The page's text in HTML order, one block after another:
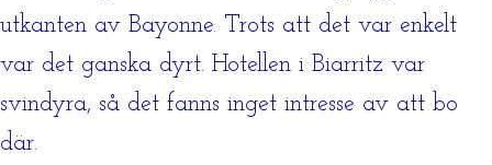
utkanten av Bayonne. Trots att det var enkelt
var det ganska dyrt. Hotellen i Biarritz var
svindyra, så det fanns inget intresse av att bo
där.